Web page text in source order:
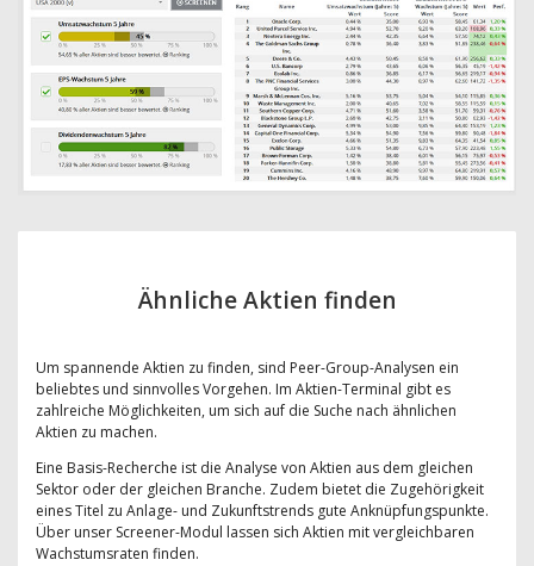
Ähnliche Aktien finden
Um spannende Aktien zu finden, sind Peer-Group-Analysen ein
beliebtes und sinnvolles Vorgehen. Im Aktien-Terminal gibt es
zahlreiche Möglichkeiten, um sich auf die Suche nach ähnlichen
Aktien zu machen.
Eine Basis-Recherche ist die Analyse von Aktien aus dem gleichen
Sektor oder der gleichen Branche. Zudem bietet die Zugehörigkeit
eines Titel zu Anlage- und Zukunftstrends gute Anknüpfungspunkte.
Über unser Screener-Modul lassen sich Aktien mit vergleichbaren
Wachstumsraten finden.